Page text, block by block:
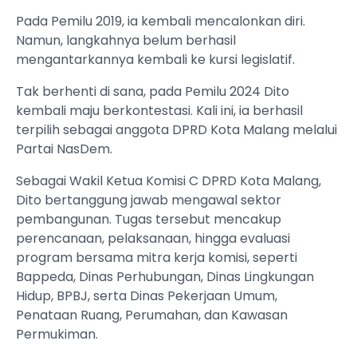
Pada Pemilu 2019, ia kembali mencalonkan diri.
Namun, langkahnya belum berhasil
mengantarkannya kembali ke kursi legislatif.
Tak berhenti di sana, pada Pemilu 2024 Dito
kembali maju berkontestasi. Kali ini, ia berhasil
terpilih sebagai anggota DPRD Kota Malang melalui
Partai NasDem.
Sebagai Wakil Ketua Komisi C DPRD Kota Malang,
Dito bertanggung jawab mengawal sektor
pembangunan. Tugas tersebut mencakup
perencanaan, pelaksanaan, hingga evaluasi
program bersama mitra kerja komisi, seperti
Bappeda, Dinas Perhubungan, Dinas Lingkungan
Hidup, BPBJ, serta Dinas Pekerjaan Umum,
Penataan Ruang, Perumahan, dan Kawasan
Permukiman.